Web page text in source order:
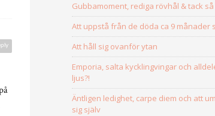
Gubbamoment, rediga rövhål & tack
Att uppstå från de döda ca 9 månader
Att håll sig ovanför ytan
Emporia, salta kycklingvingar och
ljus?!
Äntligen ledighet, carpe diem och att
sig själv